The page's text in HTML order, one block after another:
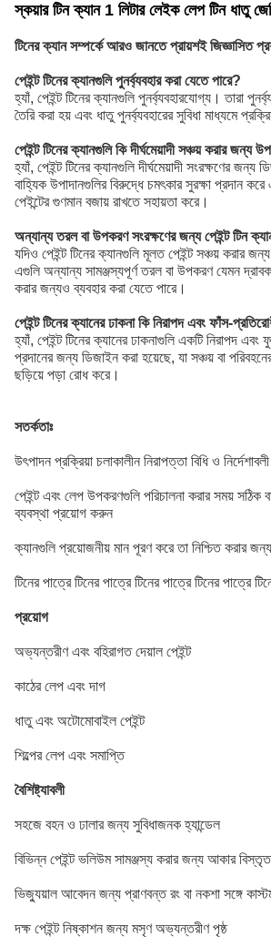
স্কয়ার টিন ক্যান 1 লিটার লেইক লেপ টিন ধাতু
টিনের ক্যান সম্পর্কে আরও জানতে প্রায়শই জিজ্ঞাসিত
পেইন্ট টিনের ক্যানগুলি পুনর্ব্যবহার করা যেতে পারে?
হ্যাঁ, পেইন্ট টিনের ক্যানগুলি পুনর্ব্যবহারযোগ্য। তারা
তৈরি করা হয় এবং ধাতু পুনর্ব্যবহারের সুবিধা মাধ্যমে
পেইন্ট টিনের ক্যানগুলি কি দীর্ঘমেয়াদী সঞ্চয় করার জন্য
হ্যাঁ, পেইন্ট টিনের ক্যানগুলি দীর্ঘমেয়াদী সংরক্ষণের জন্য
বাহ্যিক উপাদানগুলির বিরুদ্ধে চমৎকার সুরক্ষা প্রদান
পেইন্টের গুণমান বজায় রাখতে সহায়তা করে।
অন্যান্য তরল বা উপকরণ সংরক্ষণের জন্য পেইন্ট টিন
যদিও পেইন্ট টিনের ক্যানগুলি মূলত পেইন্ট সঞ্চয় করার
এগুলি অন্যান্য সামঞ্জস্যপূর্ণ তরল বা উপকরণ যেমন
করার জন্যও ব্যবহার করা যেতে পারে।
পেইন্ট টিনের ক্যানের ঢাকনা কি নিরাপদ এবং ফাঁস-
হ্যাঁ, পেইন্ট টিনের ক্যানের ঢাকনাগুলি একটি নিরাপদ এবং
প্রদানের জন্য ডিজাইন করা হয়েছে, যা সঞ্চয় বা
ছড়িয়ে পড়া রোধ করে।
সতর্কতাঃ
উৎপাদন প্রক্রিয়া চলাকালীন নিরাপত্তা বিধি ও
পেইন্ট এবং লেপ উপকরণগুলি পরিচালনা করার সময় সঠিক
ব্যবস্থা প্রয়োগ করুন
ক্যানগুলি প্রয়োজনীয় মান পূরণ করে তা নিশ্চিত করার জন্য
টিনের পাত্রে টিনের পাত্রে টিনের পাত্রে টিনের পাত্রে
প্রয়োগ
অভ্যন্তরীণ এবং বহিরাগত দেয়াল পেইন্ট
কাঠের লেপ এবং দাগ
ধাতু এবং অটোমোবাইল পেইন্ট
শিল্পের লেপ এবং সমাপ্তি
বৈশিষ্ট্যাবলী
সহজে বহন ও ঢালার জন্য সুবিধাজনক হ্যান্ডেল
বিভিন্ন পেইন্ট ভলিউম সামঞ্জস্য করার জন্য আকার বিস্তৃত
ভিজ্যুয়াল আবেদন জন্য প্রাণবন্ত রং বা নকশা সঙ্গে
দক্ষ পেইন্ট নিষ্কাশন জন্য মসৃণ অভ্যন্তরীণ পৃষ্ঠ